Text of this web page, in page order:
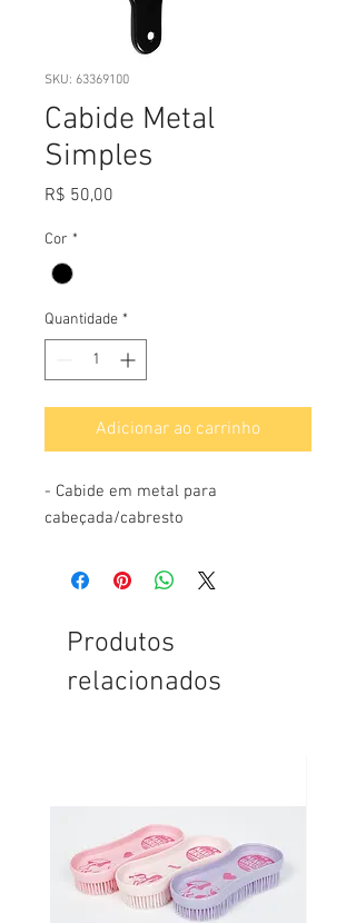
SKU: 63369100
Cabide Metal
Simples
R$ 50,00
Cor *
Quantidade *
Adicionar ao carrinho
- Cabide em metal para
cabeçada/cabresto
Produtos
relacionados